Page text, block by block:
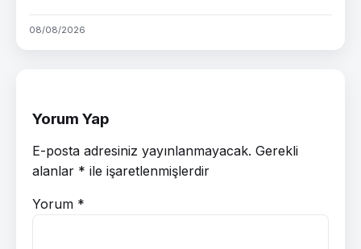
08/08/2026
Yorum Yap
E-posta adresiniz yayınlanmayacak. Gerekli
alanlar * ile işaretlenmişlerdir
Yorum *